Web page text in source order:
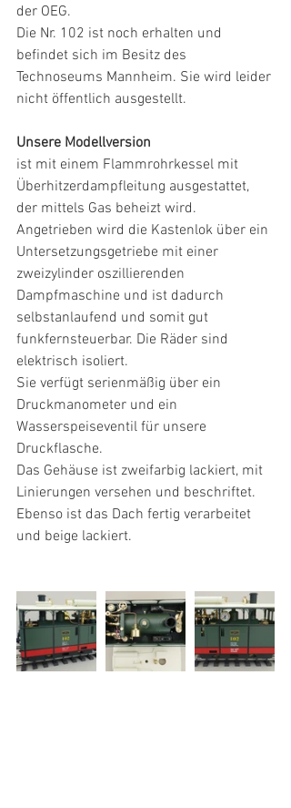
der OEG.
Die Nr. 102 ist noch erhalten und
befindet sich im Besitz des
Technoseums Mannheim. Sie wird leider
nicht öffentlich ausgestellt.
Unsere Modellversion
ist mit einem Flammrohrkessel mit
Überhitzerdampfleitung ausgestattet,
der mittels Gas beheizt wird.
Angetrieben wird die Kastenlok über ein
Untersetzungsgetriebe mit einer
zweizylinder oszillierenden
Dampfmaschine und ist dadurch
selbstanlaufend und somit gut
funkfernsteuerbar. Die Räder sind
elektrisch isoliert.
Sie verfügt serienmäßig über ein
Druckmanometer und ein
Wasserspeiseventil für unsere
Druckflasche.
Das Gehäuse ist zweifarbig lackiert, mit
Linierungen versehen und beschriftet.
Ebenso ist das Dach fertig verarbeitet
und beige lackiert.